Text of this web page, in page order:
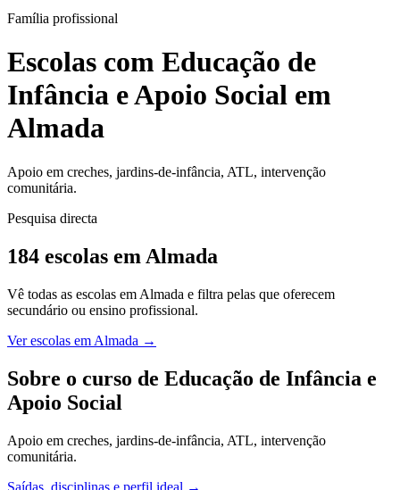
Família profissional
Escolas com Educação de
Infância e Apoio Social em
Almada
Apoio em creches, jardins-de-infância, ATL, intervenção
comunitária.
Pesquisa directa
184 escolas em Almada
Vê todas as escolas em Almada e filtra pelas que oferecem
secundário ou ensino profissional.
Ver escolas em Almada →
Sobre o curso de Educação de Infância e
Apoio Social
Apoio em creches, jardins-de-infância, ATL, intervenção
comunitária.
Saídas, disciplinas e perfil ideal →